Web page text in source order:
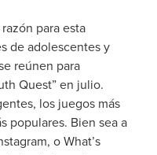
para esta
de adolescentes y
reúnen para
Quest” en julio.
los juegos más
populares. Bien sea a
o What’s